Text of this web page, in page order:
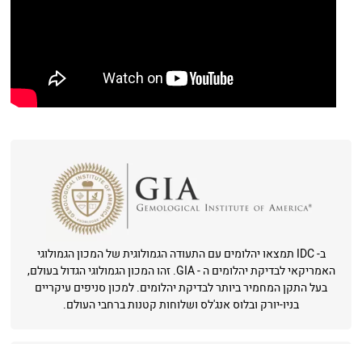
ב- IDC תמצאו יהלומים עם התעודה הגמולוגית של המכון הגמולוגי
האמריקאי לבדיקת יהלומים ה - GIA. זהו המכון הגמולוגי הגדול בעולם,
בעל התקן המחמיר ביותר לבדיקת יהלומים. למכון סניפים עיקריים
בניו-יורק ובלוס אנג'לס ושלוחות קטנות ברחבי העולם.